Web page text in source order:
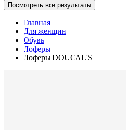
Посмотреть все результаты
Главная
Для женщин
Обувь
Лоферы
Лоферы DOUCAL'S